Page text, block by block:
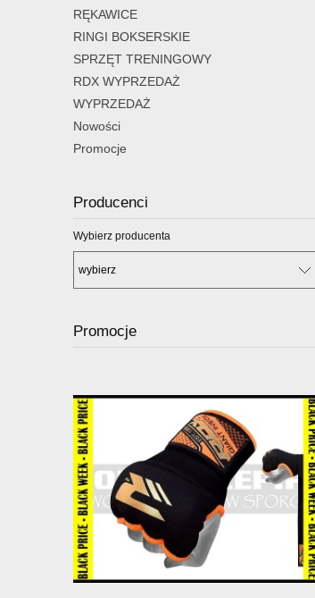
RĘKAWICE
RINGI BOKSERSKIE
SPRZĘT TRENINGOWY
RDX WYPRZEDAŻ
WYPRZEDAŻ
Nowości
Promocje
Producenci
Wybierz producenta
Promocje